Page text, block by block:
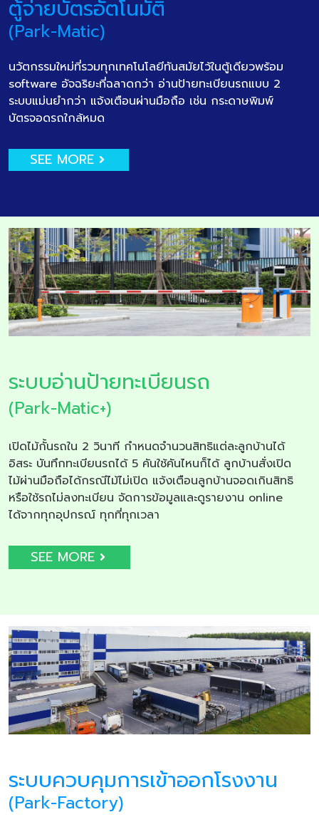
ตู้จ่ายบัตรอัตโนมัติ
(Park-Matic)
นวัตกรรมใหม่ที่รวมทุกเทคโนโลยีทันสมัยไว้ในตู้เดียวพร้อม
software อัจฉริยะที่ฉลาดกว่า อ่านป้ายทะเบียนรถแบบ 2
ระบบแม่นยำกว่า แจ้งเตือนผ่านมือถือ เช่น กระดาษพิมพ์
บัตรจอดรถใกล้หมด
SEE MORE
ระบบอ่านป้ายทะเบียนรถ
(Park-Matic+)
เปิดไม้กั้นรถใน 2 วินาที กำหนดจำนวนสิทธิแต่ละลูกบ้านได้
อิสระ บันทึกทะเบียนรถได้ 5 คันใช้คันไหนก็ได้ ลูกบ้านสั่งเปิด
ไม้ผ่านมือถือได้กรณีไม้ไม่เปิด แจ้งเตือนลูกบ้านจอดเกินสิทธิ
หรือใช้รถไม่ลงทะเบียน จัดการข้อมูลและดูรายงาน online
ได้จากทุกอุปกรณ์ ทุกที่ทุกเวลา
SEE MORE
ระบบควบคุมการเข้าออกโรงงาน
(Park-Factory)